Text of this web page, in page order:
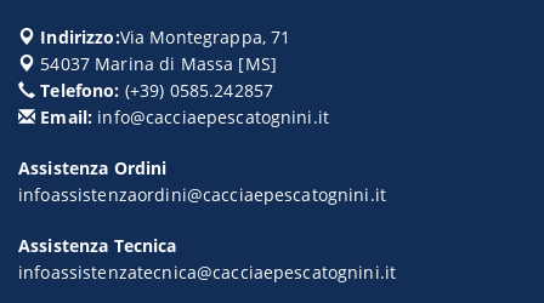
Indirizzo:Via Montegrappa, 71
54037 Marina di Massa [MS]
Telefono: (+39) 0585.242857
Email: info@cacciaepescatognini.it
Assistenza Ordini
infoassistenzaordini@cacciaepescatognini.it
Assistenza Tecnica
infoassistenzatecnica@cacciaepescatognini.it